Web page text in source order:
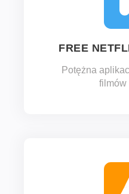
FREE
Potężna
filmów